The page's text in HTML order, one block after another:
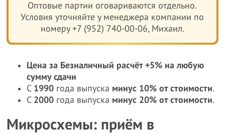
Оптовые партии оговариваются отдельно.
Условия уточняйте у менеджера компании по
номеру +7 (952) 740-00-06, Михаил.
Цена за Безналичный расчёт +5% на любую
сумму сдачи
С 1990 года выпуска минус 10% от стоимости.
С 2000 года выпуска минус 20% от стоимости.
Микросхемы: приём в